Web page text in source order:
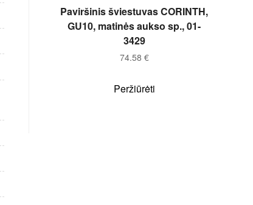
Į KREPŠELĮ
Paviršinis šviestuvas CORINTH,
GU10, matinės aukso sp., 01-
3429
74.58 €
Peržiūrėti